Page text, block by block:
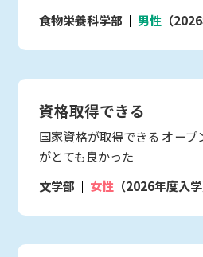
食物栄養科学部
男性 （
資格取得できる
国家資格が取得できる オー
がとても良かった
文学部
女性 （2026年度入学